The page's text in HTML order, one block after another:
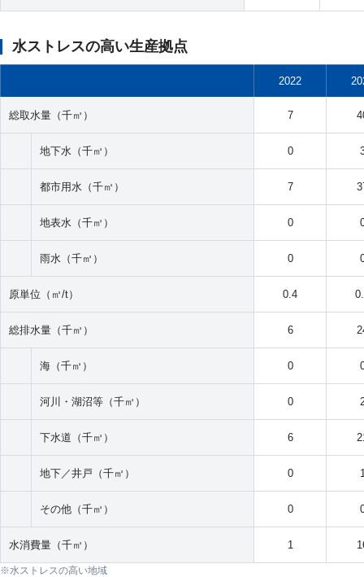
水ストレスの高い生産拠点
2022
総取水量（千㎥） 7
地下水（千㎥） 0
都市用水（千㎥） 7
地表水（千㎥） 0
雨水（千㎥） 0
原単位（㎥/t） 0.4
総排水量（千㎥） 6
海（千㎥） 0
河川・湖沼等（千㎥） 0
下水道（千㎥） 6
地下／井戸（千㎥） 0
その他（千㎥） 0
水消費量（千㎥） 1
水ストレスの高い地域